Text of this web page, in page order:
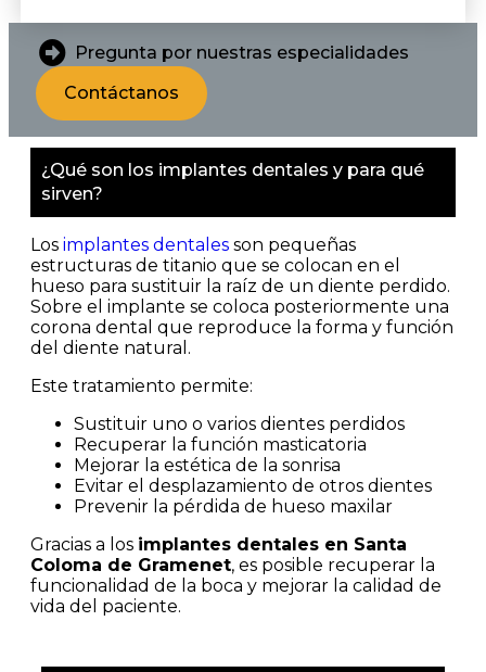
Pregunta por nuestras especialidades
Contáctanos
¿Qué son los implantes dentales y para qué
sirven?
Los implantes dentales son pequeñas
estructuras de titanio que se colocan en el
hueso para sustituir la raíz de un diente perdido.
Sobre el implante se coloca posteriormente una
corona dental que reproduce la forma y función
del diente natural.
Este tratamiento permite:
Sustituir uno o varios dientes perdidos
Recuperar la función masticatoria
Mejorar la estética de la sonrisa
Evitar el desplazamiento de otros dientes
Prevenir la pérdida de hueso maxilar
Gracias a los implantes dentales en Santa
Coloma de Gramenet, es posible recuperar la
funcionalidad de la boca y mejorar la calidad de
vida del paciente.